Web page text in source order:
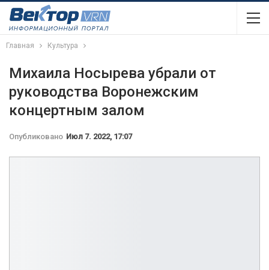
Главная Культура
Михаила Носырева убрали от
руководства Воронежским
концертным залом
Опубликовано Июл 7. 2022, 17:07